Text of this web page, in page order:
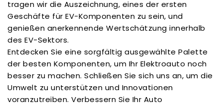
tragen wir die Auszeichnung, eines der ersten
Geschäfte für EV-Komponenten zu sein, und
genießen anerkennende Wertschätzung innerhalb
des EV-Sektors.
Entdecken Sie eine sorgfältig ausgewählte Palette
der besten Komponenten, um Ihr Elektroauto noch
besser zu machen. Schließen Sie sich uns an, um die
Umwelt zu unterstützen und Innovationen
voranzutreiben. Verbessern Sie Ihr Auto